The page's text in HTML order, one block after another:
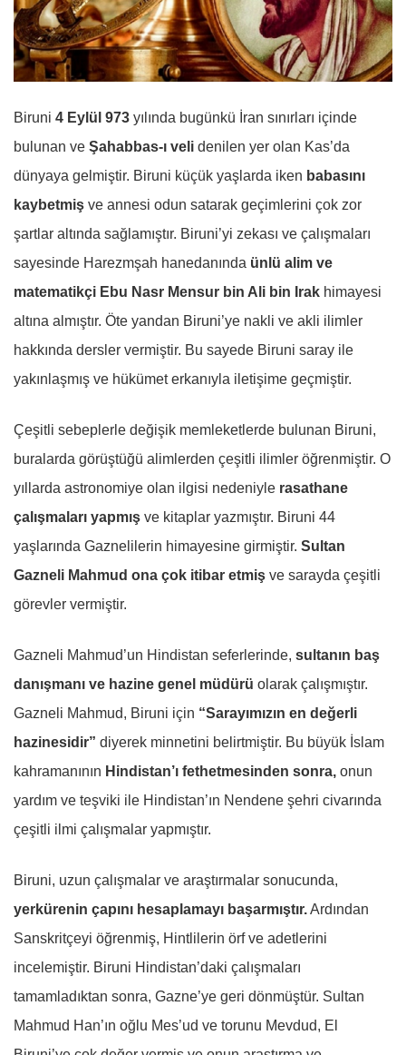
Biruni 4 Eylül 973 yılında bugünkü İran sınırları içinde
bulunan ve Şahabbas-ı veli denilen yer olan Kas’da
dünyaya gelmiştir. Biruni küçük yaşlarda iken babasını
kaybetmiş ve annesi odun satarak geçimlerini çok zor
şartlar altında sağlamıştır. Biruni’yi zekası ve çalışmaları
sayesinde Harezmşah hanedanında ünlü alim ve
matematikçi Ebu Nasr Mensur bin Ali bin Irak himayesi
altına almıştır. Öte yandan Biruni’ye nakli ve akli ilimler
hakkında dersler vermiştir. Bu sayede Biruni saray ile
yakınlaşmış ve hükümet erkanıyla iletişime geçmiştir.
Çeşitli sebeplerle değişik memleketlerde bulunan Biruni,
buralarda görüştüğü alimlerden çeşitli ilimler öğrenmiştir. O
yıllarda astronomiye olan ilgisi nedeniyle rasathane
çalışmaları yapmış ve kitaplar yazmıştır. Biruni 44
yaşlarında Gaznelilerin himayesine girmiştir. Sultan
Gazneli Mahmud ona çok itibar etmiş ve sarayda çeşitli
görevler vermiştir.
Gazneli Mahmud’un Hindistan seferlerinde, sultanın baş
danışmanı ve hazine genel müdürü olarak çalışmıştır.
Gazneli Mahmud, Biruni için “Sarayımızın en değerli
hazinesidir” diyerek minnetini belirtmiştir. Bu büyük İslam
kahramanının Hindistan’ı fethetmesinden sonra, onun
yardım ve teşviki ile Hindistan’ın Nendene şehri civarında
çeşitli ilmi çalışmalar yapmıştır.
Biruni, uzun çalışmalar ve araştırmalar sonucunda,
yerkürenin çapını hesaplamayı başarmıştır.Ardından
Sanskritçeyi öğrenmiş, Hintlilerin örf ve adetlerini
incelemiştir. Biruni Hindistan’daki çalışmaları
tamamladıktan sonra, Gazne’ye geri dönmüştür. Sultan
Mahmud Han’ın oğlu Mes’ud ve torunu Mevdud, El